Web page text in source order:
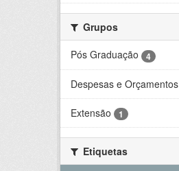
Grupos
Pós Graduação
4
Despesas e Orçamentos
Extensão 1
Etiquetas